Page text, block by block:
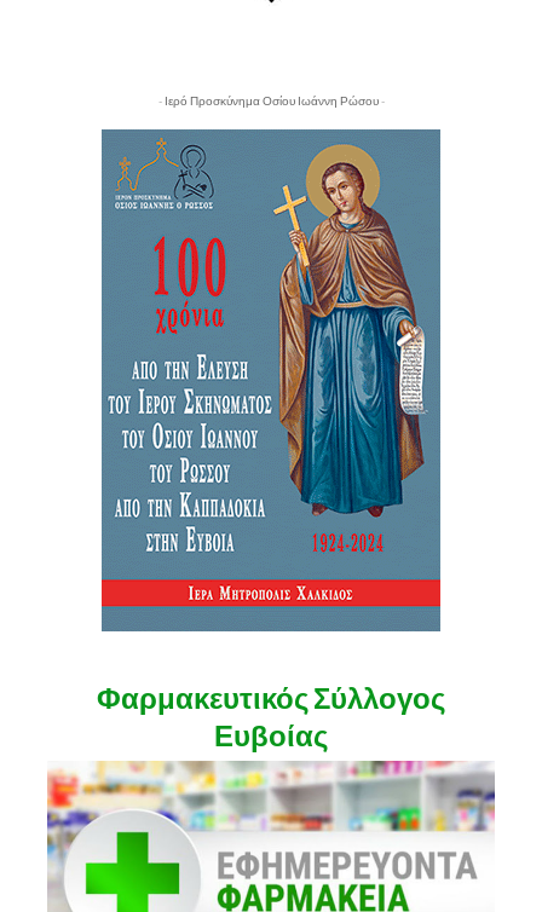
- Ιερό Προσκύνημα Οσίου Ιωάννη Ρώσου -
Φαρμακευτικός Σύλλογος
Ευβοίας